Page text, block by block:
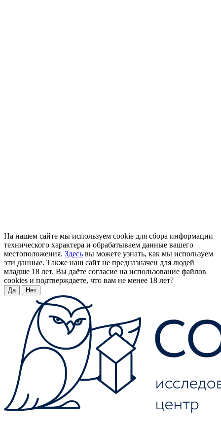
На нашем сайте мы используем cookie для сбора информации
технического характера и обрабатываем данные вашего
местоположения. Здесь вы можете узнать, как мы используем
эти данные. Также наш сайт не предназначен для людей
младше 18 лет. Вы даёте согласие на использование файлов
cookies и подтверждаете, что вам не менее 18 лет?
Да Нет